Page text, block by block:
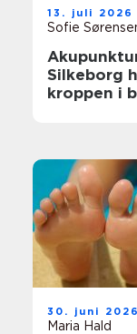
13. juli 2026
Sofie
Silkeborg
kroppen i
30. juni 2026
Maria Hald